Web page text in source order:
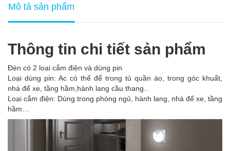
Mô tả sản phẩm
Thông tin chi tiết sản phẩm
Đèn có 2 loại cắm điện và dùng pin
Loại dùng pin: Ac có thể để trong tủ quần áo, trong góc khuất,
nhà để xe, tầng hầm,hành lang cầu thang..
Loại cắm điện: Dùng trong phòng ngủ, hành lang, nhà để xe, tầng
hầm…